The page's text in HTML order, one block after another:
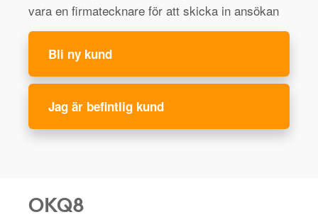
vara en firmatecknare för att skicka in ansökan
Bli ny kund
Jag är befintlig kund
OKQ8